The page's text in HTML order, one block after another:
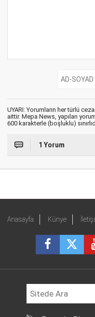
UYARI: Yorumların her türlü
aittir. Mepa News, yapılan
600 karakterle (boşluklu)
1 Yorum
Anasayfa Künye